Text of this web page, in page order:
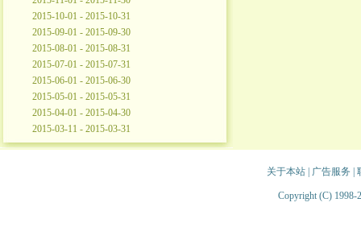
2015-10-01 - 2015-10-31
2015-09-01 - 2015-09-30
2015-08-01 - 2015-08-31
2015-07-01 - 2015-07-31
2015-06-01 - 2015-06-30
2015-05-01 - 2015-05-31
2015-04-01 - 2015-04-30
2015-03-11 - 2015-03-31
关于本站| 广告服务
Copyright (C) 1998-